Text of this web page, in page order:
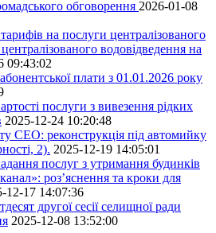
обговорення 2026-01-08
на послуги централізованого
водовідведення на
09:43:02
плати з 01.01.2026 року
послуги з вивезення рідких
2025-12-24 10:20:48
СЕО: реконструкція під автомийку
2). 2025-12-19 14:05:01
послуг з утримання будинків
роз’яснення та кроки для
12-17 14:07:36
другої сесії селищної ради
2025-12-08 13:52:00